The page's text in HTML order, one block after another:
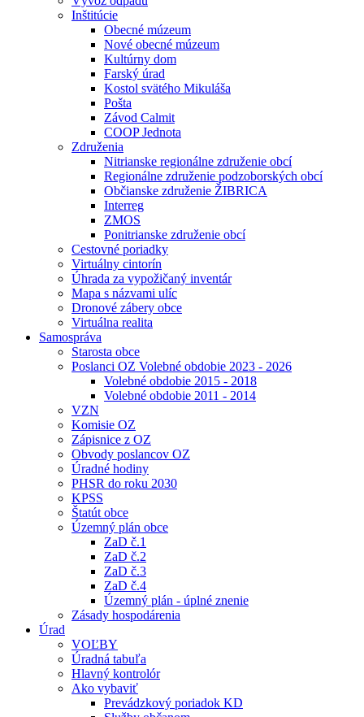
Inštitúcie
Obecné múzeum
Nové obecné múzeum
Kultúrny dom
Farský úrad
Kostol svätého Mikuláša
Pošta
Závod Calmit
COOP Jednota
Združenia
Nitrianske regionálne združenie obcí
Regionálne združenie podzoborských obcí
Občianske združenie ŽIBRICA
Interreg
ZMOS
Ponitrianske združenie obcí
Cestovné poriadky
Virtuálny cintorín
Úhrada za vypožičaný inventár
Mapa s názvami ulíc
Dronové zábery obce
Virtuálna realita
Samospráva
Starosta obce
Poslanci OZ Volebné obdobie 2023 - 2026
Volebné obdobie 2015 - 2018
Volebné obdobie 2011 - 2014
VZN
Komisie OZ
Zápisnice z OZ
Obvody poslancov OZ
Úradné hodiny
PHSR do roku 2030
KPSS
Štatút obce
Územný plán obce
ZaD č.1
ZaD č.2
ZaD č.3
ZaD č.4
Územný plán - úplné znenie
Zásady hospodárenia
Úrad
VOĽBY
Úradná tabuľa
Hlavný kontrolór
Ako vybaviť
Prevádzkový poriadok KD